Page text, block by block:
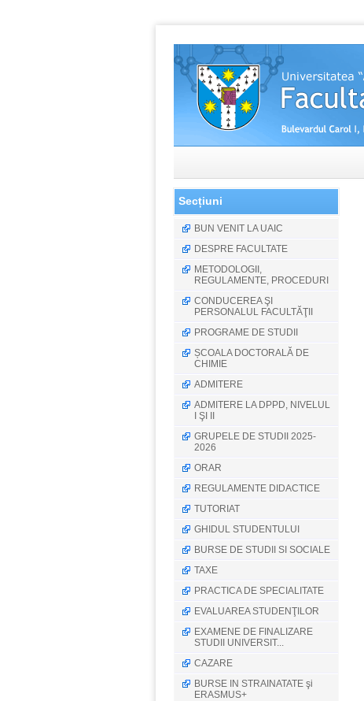
Secțiuni
BUN VENIT LA UAIC
DESPRE FACULTATE
METODOLOGII,
REGULAMENTE, PROCEDURI
CONDUCEREA ŞI
PERSONALUL FACULTĂŢII
PROGRAME DE STUDII
ȘCOALA DOCTORALĂ DE
CHIMIE
ADMITERE
ADMITERE LA DPPD, NIVELUL
I ŞI II
GRUPELE DE STUDII 2025-
2026
ORAR
REGULAMENTE DIDACTICE
TUTORIAT
GHIDUL STUDENTULUI
BURSE DE STUDII SI SOCIALE
TAXE
PRACTICA DE SPECIALITATE
EVALUAREA STUDENŢILOR
EXAMENE DE FINALIZARE
STUDII UNIVERSIT...
CAZARE
BURSE IN STRAINATATE şi
ERASMUS+